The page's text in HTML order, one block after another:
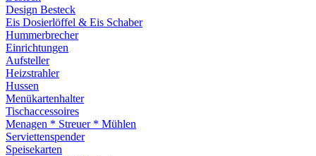
Design Besteck
Eis Dosierlöffel & Eis Schaber
Hummerbrecher
Einrichtungen
Aufsteller
Heizstrahler
Hussen
Menükartenhalter
Tischaccessoires
Menagen * Streuer * Mühlen
Serviettenspender
Speisekarten